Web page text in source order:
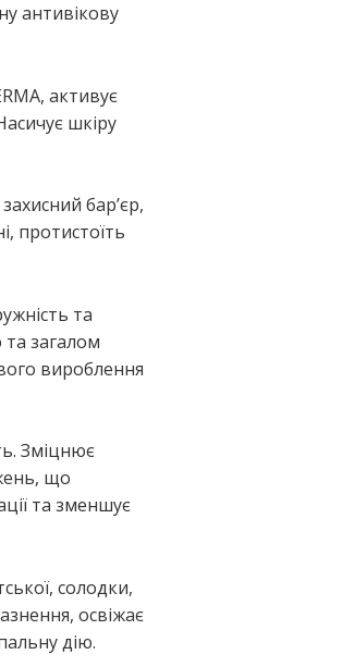
антивікову
активує
шкіру
бар’єр,
протистоїть
та
та загалом
вироблення
Зміцнює
що
та зменшує
солодки,
освіжає
дію.